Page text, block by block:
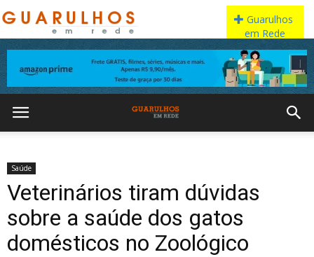
Saúde
Veterinários tiram dúvidas
sobre a saúde dos gatos
domésticos no Zoológico